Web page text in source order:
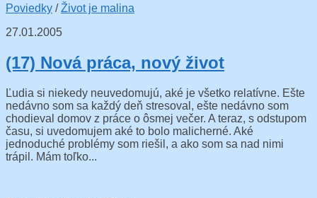
Poviedky /Život je malina
27.01.2005
(17) Nová práca, nový život
Ľudia si niekedy neuvedomujú, aké je všetko relatívne. Ešte
nedávno som sa každý deň stresoval, ešte nedávno som
chodieval domov z práce o ôsmej večer. A teraz, s odstupom
času, si uvedomujem aké to bolo malicherné. Aké
jednoduché problémy som riešil, a ako som sa nad nimi
trápil. Mám toľko...